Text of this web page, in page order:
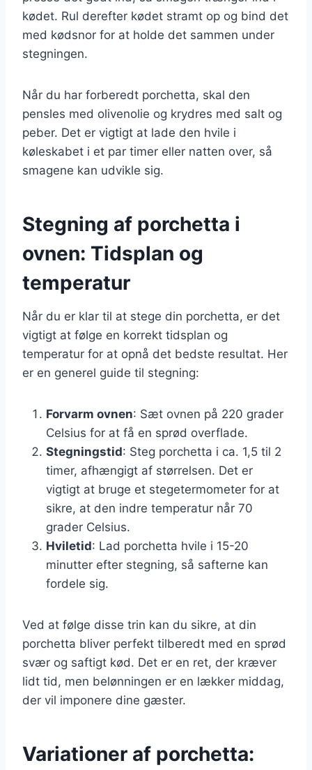
kødet. Rul derefter kødet stramt op og bind det
med kødsnor for at holde det sammen under
stegningen.
Når du har forberedt porchetta, skal den
pensles med olivenolie og krydres med salt og
peber. Det er vigtigt at lade den hvile i
køleskabet i et par timer eller natten over, så
smagene kan udvikle sig.
Stegning af porchetta i
ovnen: Tidsplan og
temperatur
Når du er klar til at stege din porchetta, er det
vigtigt at følge en korrekt tidsplan og
temperatur for at opnå det bedste resultat. Her
er en generel guide til stegning:
Forvarm ovnen: Sæt ovnen på 220 grader
Celsius for at få en sprød overflade.
Stegningstid: Steg porchetta i ca. 1,5 til 2
timer, afhængigt af størrelsen. Det er
vigtigt at bruge et stegetermometer for at
sikre, at den indre temperatur når 70
grader Celsius.
Hviletid: Lad porchetta hvile i 15-20
minutter efter stegning, så safterne kan
fordele sig.
Ved at følge disse trin kan du sikre, at din
porchetta bliver perfekt tilberedt med en sprød
svær og saftigt kød. Det er en ret, der kræver
lidt tid, men belønningen er en lækker middag,
der vil imponere dine gæster.
Variationer af porchetta: